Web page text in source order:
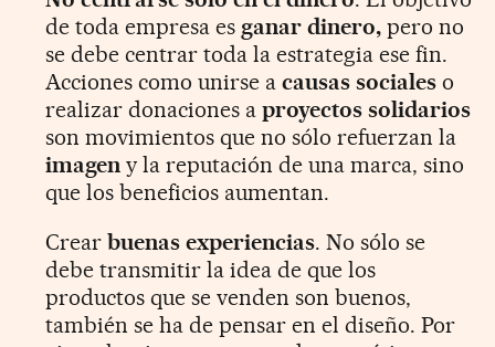
de toda empresa es ganar dinero, pero no
se debe centrar toda la estrategia ese fin.
Acciones como unirse a causas sociales o
realizar donaciones a proyectos solidarios
son movimientos que no sólo refuerzan la
imagen y la reputación de una marca, sino
que los beneficios aumentan.
Crear buenas experiencias. No sólo se
debe transmitir la idea de que los
productos que se venden son buenos,
también se ha de pensar en el diseño. Por